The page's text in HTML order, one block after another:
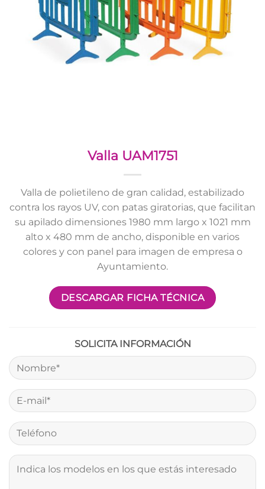
Valla UAM1751
Valla de polietileno de gran calidad, estabilizado
contra los rayos UV, con patas giratorias, que facilitan
su apilado dimensiones 1980 mm largo x 1021 mm
alto x 480 mm de ancho, disponible en varios
colores y con panel para imagen de empresa o
Ayuntamiento.
DESCARGAR FICHA TÉCNICA
SOLICITA INFORMACIÓN